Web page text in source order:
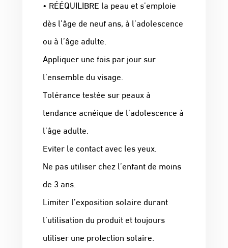
• RÉÉQUILIBRE la peau et s’emploie
dès l’âge de neuf ans, à l’adolescence
ou à l’âge adulte.
Appliquer une fois par jour sur
l’ensemble du visage.
Tolérance testée sur peaux à
tendance acnéique de l’adolescence à
l’âge adulte.
Eviter le contact avec les yeux.
Ne pas utiliser chez l’enfant de moins
de 3 ans.
Limiter l’exposition solaire durant
l’utilisation du produit et toujours
utiliser une protection solaire.